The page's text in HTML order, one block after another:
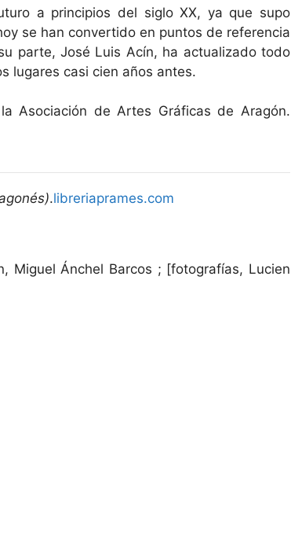
a principios del siglo XX, ya que supo
se han convertido en puntos de referencia
parte, José Luis Acín, ha actualizado todo
lugares casi cien años antes.
Asociación de Artes Gráficas de Aragón.
.libreriaprames.com
Miguel Ánchel Barcos ; [fotografías, Lucien